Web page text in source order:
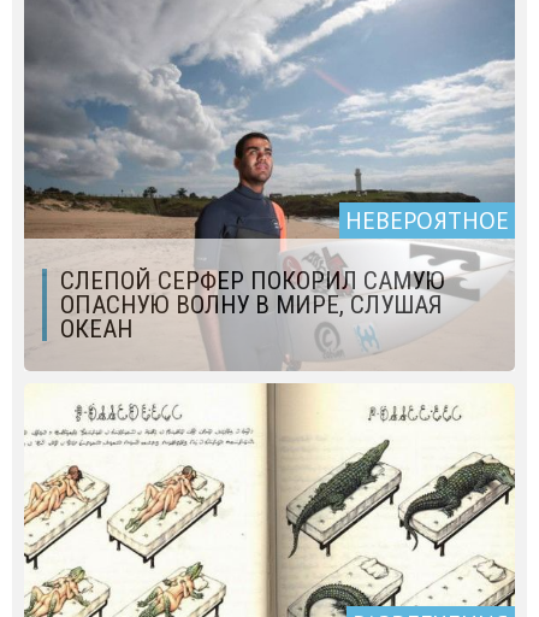
НЕВЕРОЯТНОЕ
СЛЕПОЙ СЕРФЕР ПОКОРИЛ САМУЮ
ОПАСНУЮ ВОЛНУ В МИРЕ, СЛУШАЯ
ОКЕАН